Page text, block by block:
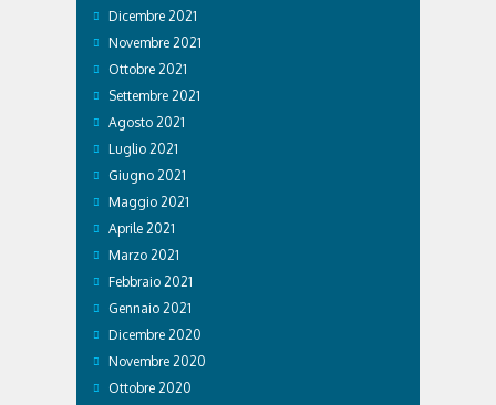
Dicembre 2021
Novembre 2021
Ottobre 2021
Settembre 2021
Agosto 2021
Luglio 2021
Giugno 2021
Maggio 2021
Aprile 2021
Marzo 2021
Febbraio 2021
Gennaio 2021
Dicembre 2020
Novembre 2020
Ottobre 2020